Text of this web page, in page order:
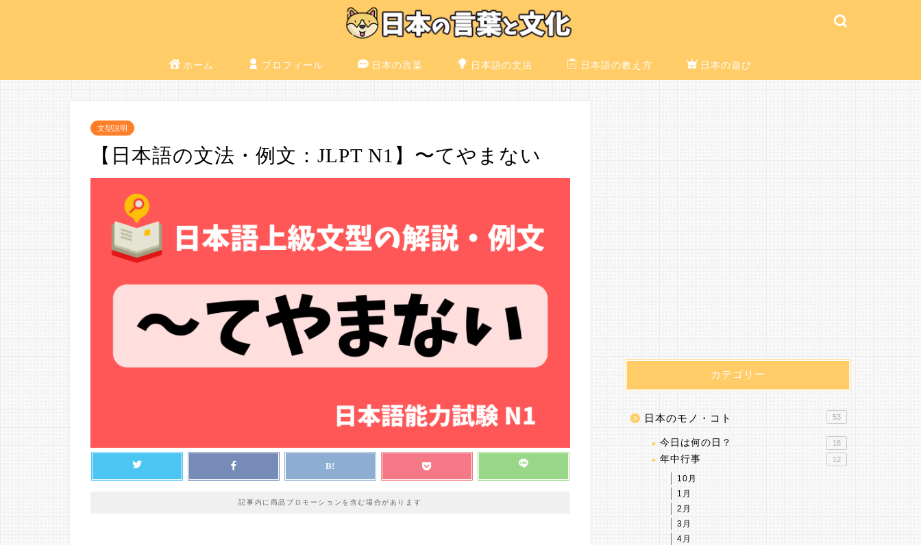
ホーム プロフィール 日本の言葉 日本語の文法 日本語の教え方 日本の遊び
文型説明
【日本語の文法・例文：JLPT N1】〜てやまない
記事内に商品プロモーションを含む場合があります
カテゴリー
日本のモノ・コト 53
今日は何の日？ 18
年中行事 12
10月
1月
2月
3月
4月